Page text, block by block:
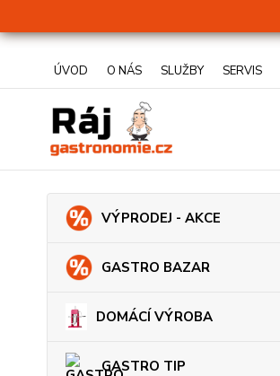
ÚVOD O NÁS SLUŽBY SERVIS
VÝPRODEJ - AKCE
GASTRO BAZAR
DOMÁCÍ VÝROBA
GASTRO TIP